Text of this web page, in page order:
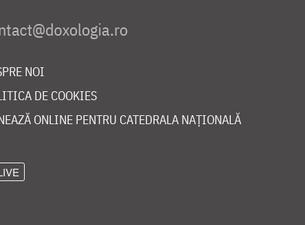
NOI
DE COOKIES
ONLINE PENTRU CATEDRALA NAȚIONALĂ